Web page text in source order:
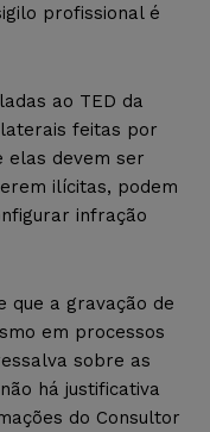
profissional é
ao TED da
feitas por
elas devem ser
ilícitas, podem
infração
que a gravação de
em processos
sobre as
há justificativa
do Consultor